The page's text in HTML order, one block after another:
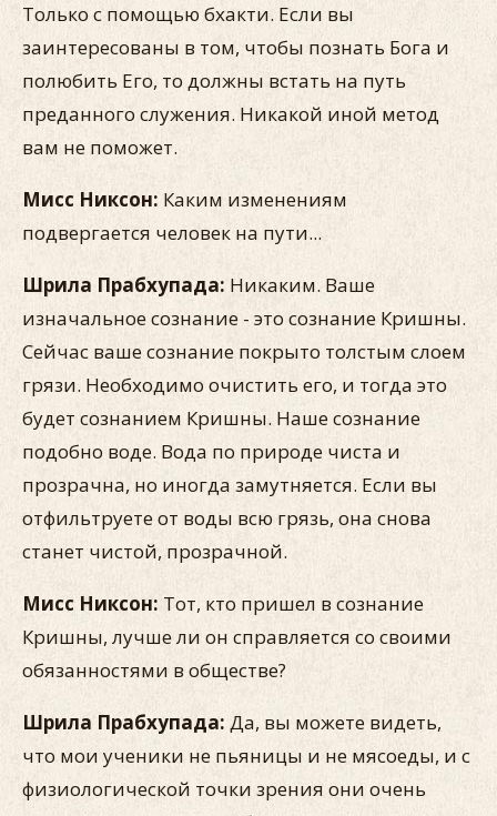
Только с помощью бхакти. Если вы
заинтересованы в том, чтобы познать Бога и
полюбить Его, то должны встать на путь
преданного служения. Никакой иной метод
вам не поможет.
Мисс Никсон: Каким изменениям
подвергается человек на пути...
Шрила Прабхупада: Никаким. Ваше
изначальное сознание - это сознание Кришны.
Сейчас ваше сознание покрыто толстым слоем
грязи. Необходимо очистить его, и тогда это
будет сознанием Кришны. Наше сознание
подобно воде. Вода по природе чиста и
прозрачна, но иногда замутняется. Если вы
отфильтруете от воды всю грязь, она снова
станет чистой, прозрачной.
Мисс Никсон: Тот, кто пришел в сознание
Кришны, лучше ли он справляется со своими
обязанностями в обществе?
Шрила Прабхупада: Да, вы можете видеть,
что мои ученики не пьяницы и не мясоеды, и с
физиологической точки зрения они очень